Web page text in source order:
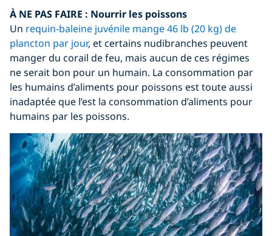
À NE PAS FAIRE : Nourrir les poissons
Un requin-baleine juvénile mange 46 lb (20 kg) de
plancton par jour, et certains nudibranches peuvent
manger du corail de feu, mais aucun de ces régimes
ne serait bon pour un humain. La consommation par
les humains d’aliments pour poissons est toute aussi
inadaptée que l’est la consommation d’aliments pour
humains par les poissons.